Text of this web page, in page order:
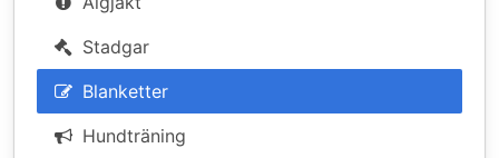
Stadgar
Blanketter
Hundträning